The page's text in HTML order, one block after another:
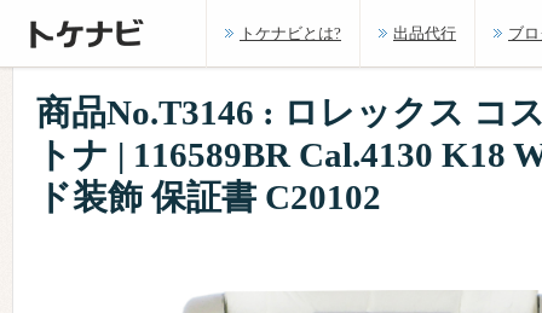
トケナビとは? 出品代行 ブ
商品No.T3146 : ロレックス コ
トナ | 116589BR Cal.4130 K18
ド装飾 保証書 C20102